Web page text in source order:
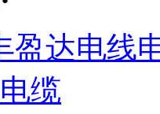
盈达电线
缆